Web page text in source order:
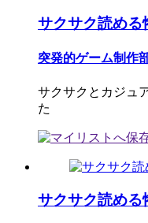
サクサク読める
突発的ゲーム制作
サクサクとカジュ
た
サクサク読める